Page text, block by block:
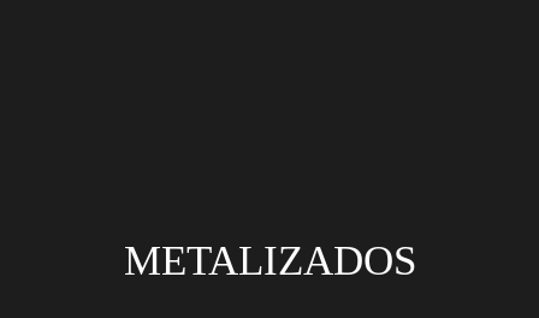
METALIZADOS